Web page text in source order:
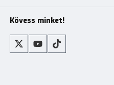
Kövess minket!